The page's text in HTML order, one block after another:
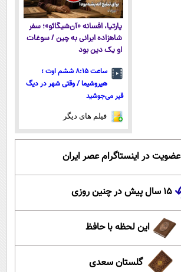
پارتیا، افسانه «آن‌شیگائو»؛ سفر
شاهزاده ایرانی به چین / سوغات
او یک دین بود
ساعت ۸:۱۵ ششم اوت ؛
هیروشیما / وقتی شهر در دیگ
قیر می‌جوشید
فیلم های دیگر
عضویت در اینستاگرام عصر ایران
۱۵ سال پیش در چنین روزی
این لحظه با حافظ
گلستان سعدی